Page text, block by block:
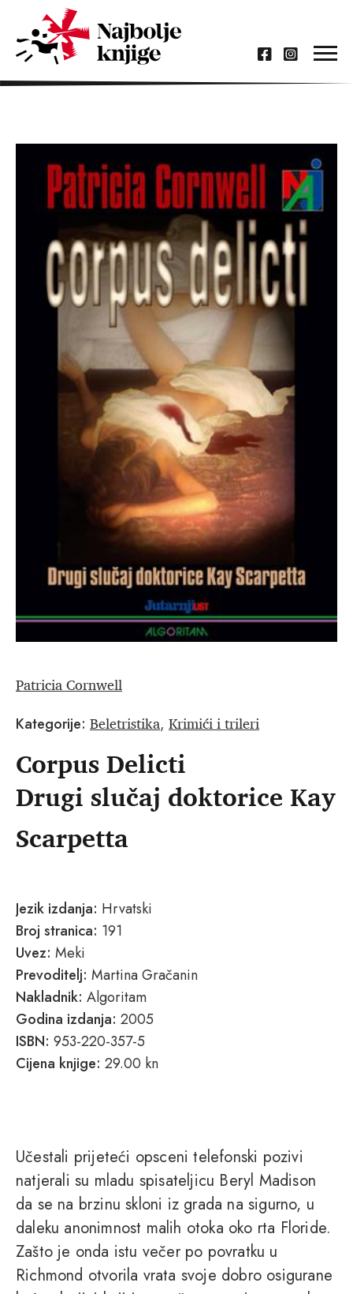
Patricia Cornwell
Kategorije: Beletristika, Krimići i trileri
Corpus Delicti
Drugi slučaj doktorice Kay
Scarpetta
Jezik izdanja: Hrvatski
Broj stranica: 191
Uvez: Meki
Prevoditelj: Martina Gračanin
Nakladnik: Algoritam
Godina izdanja: 2005
ISBN: 953-220-357-5
Cijena knjige: 29.00 kn
Učestali prijeteći opsceni telefonski pozivi
natjerali su mladu spisateljicu Beryl Madison
da se na brzinu skloni iz grada na sigurno, u
daleku anonimnost malih otoka oko rta Floride.
Zašto je onda istu večer po povratku u
Richmond otvorila vrata svoje dobro osigurane